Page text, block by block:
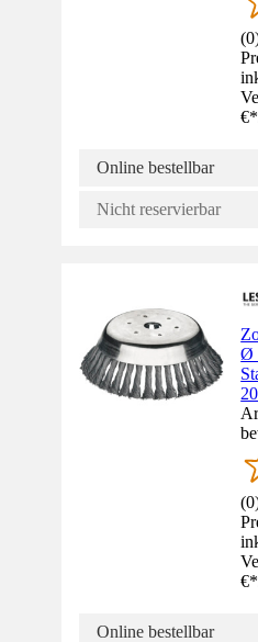
(0
€*
Online bestellbar
Nicht reservierbar
Ø
(0
€*
Online bestellbar